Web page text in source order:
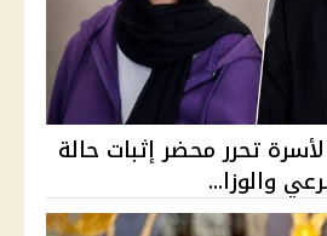
ريم.. الأسرة تحرر محضر إثبات حالة
والوزا...